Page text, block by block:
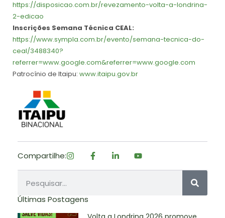
https://disposicao.com.br/revezamento-volta-a-londrina-
2-edicao
Inscrições Semana Técnica CEAL:
https://www.sympla.com.br/evento/semana-tecnica-do-
ceal/3488340?
referrer=www.google.com&referrer=www.google.com
Patrocínio de Itaipu: www.itaipu.gov.br
Compartilhe:
Últimas Postagens